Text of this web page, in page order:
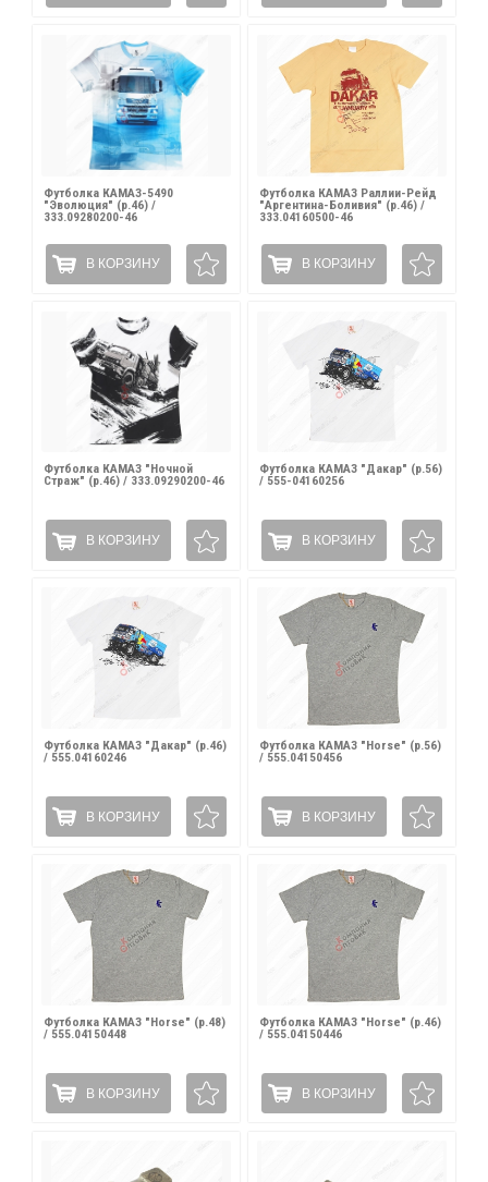
Футболка КАМАЗ-5490
"Эволюция" (р.46) /
333.09280200-46
В КОРЗИНУ
Футболка КАМАЗ Раллии-Рейд
"Аргентина-Боливия" (р.46) /
333.04160500-46
В КОРЗИНУ
Футболка КАМАЗ "Ночной
Страж" (р.46) / 333.09290200-46
В КОРЗИНУ
Футболка КАМАЗ "Дакар" (р.56)
/ 555-04160256
В КОРЗИНУ
Футболка КАМАЗ "Дакар" (р.46)
/ 555.04160246
В КОРЗИНУ
Футболка КАМАЗ "Horse" (р.56)
/ 555.04150456
В КОРЗИНУ
Футболка КАМАЗ "Horse" (р.48)
/ 555.04150448
В КОРЗИНУ
Футболка КАМАЗ "Horse" (р.46)
/ 555.04150446
В КОРЗИНУ